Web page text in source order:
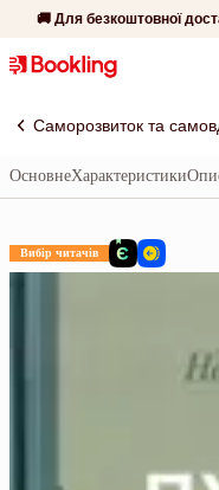
🚚 Для безкоштовної
Саморозвиток та
ОсновнеХарактеристики
Вибір читачів